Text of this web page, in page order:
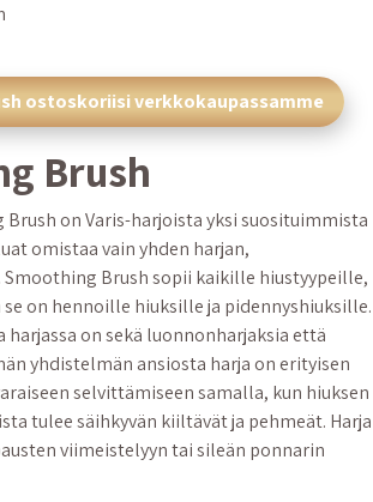
ostoskoriisi verkkokaupassamme
Brush
on Varis-harjoista yksi suosituimmista
omistaa vain yhden harjan,
Brush sopii kaikille hiustyypeille,
on hennoille hiuksille ja pidennyshiuksille.
harjassa on sekä luonnonharjaksia että
yhdistelmän ansiosta harja on erityisen
selvittämiseen samalla, kun hiuksen
tulee säihkyvän kiiltävät ja pehmeät. Harja
viimeistelyyn tai sileän ponnarin